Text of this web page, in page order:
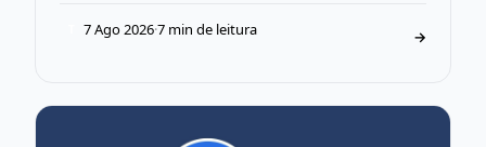
7 Ago 2026·7 min de leitura →